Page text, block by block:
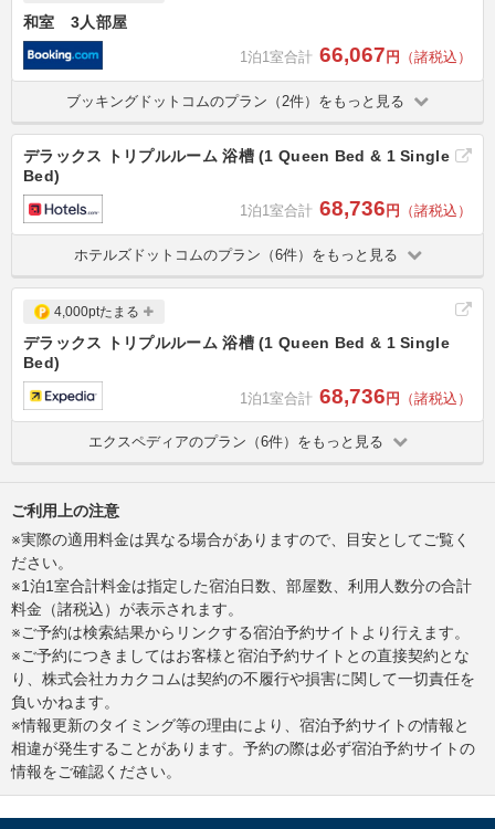
和室 3人部屋
1泊1室合計 66,067 円 （諸税込）
ブッキングドットコムのプラン（2件）をもっと見る
デラックス トリプルルーム 浴槽 (1 Queen Bed & 1 Single
Bed)
1泊1室合計 68,736 円 （諸税込）
ホテルズドットコムのプラン（6件）をもっと見る
4,000ptたまる
デラックス トリプルルーム 浴槽 (1 Queen Bed & 1 Single
Bed)
1泊1室合計 68,736円 （諸税込）
エクスペディアのプラン（6件）をもっと見る
ご利用上の注意
※実際の適用料金は異なる場合がありますので、目安としてご覧く
ださい。
※1泊1室合計料金は指定した宿泊日数、部屋数、利用人数分の合計
料金（諸税込）が表示されます。
※ご予約は検索結果からリンクする宿泊予約サイトより行えます。
※ご予約につきましてはお客様と宿泊予約サイトとの直接契約とな
り、株式会社カカクコムは契約の不履行や損害に関して一切責任を
負いかねます。
※情報更新のタイミング等の理由により、宿泊予約サイトの情報と
相違が発生することがあります。予約の際は必ず宿泊予約サイトの
情報をご確認ください。